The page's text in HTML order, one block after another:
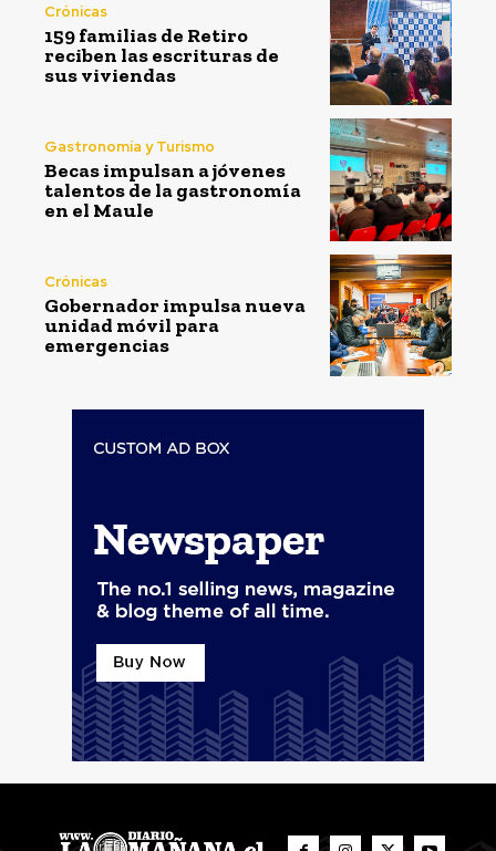
Crónicas
159 familias de Retiro
reciben las escrituras de
sus viviendas
Gastronomía y Turismo
Becas impulsan a jóvenes
talentos de la gastronomía
en el Maule
Crónicas
Gobernador impulsa nueva
unidad móvil para
emergencias